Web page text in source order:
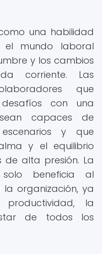
una habilidad
el mundo laboral
y los cambios
corriente. Las
que
con una
capaces de
y que
y el equilibrio
de alta presión. La
beneficia al
organización, ya
la
de todos los